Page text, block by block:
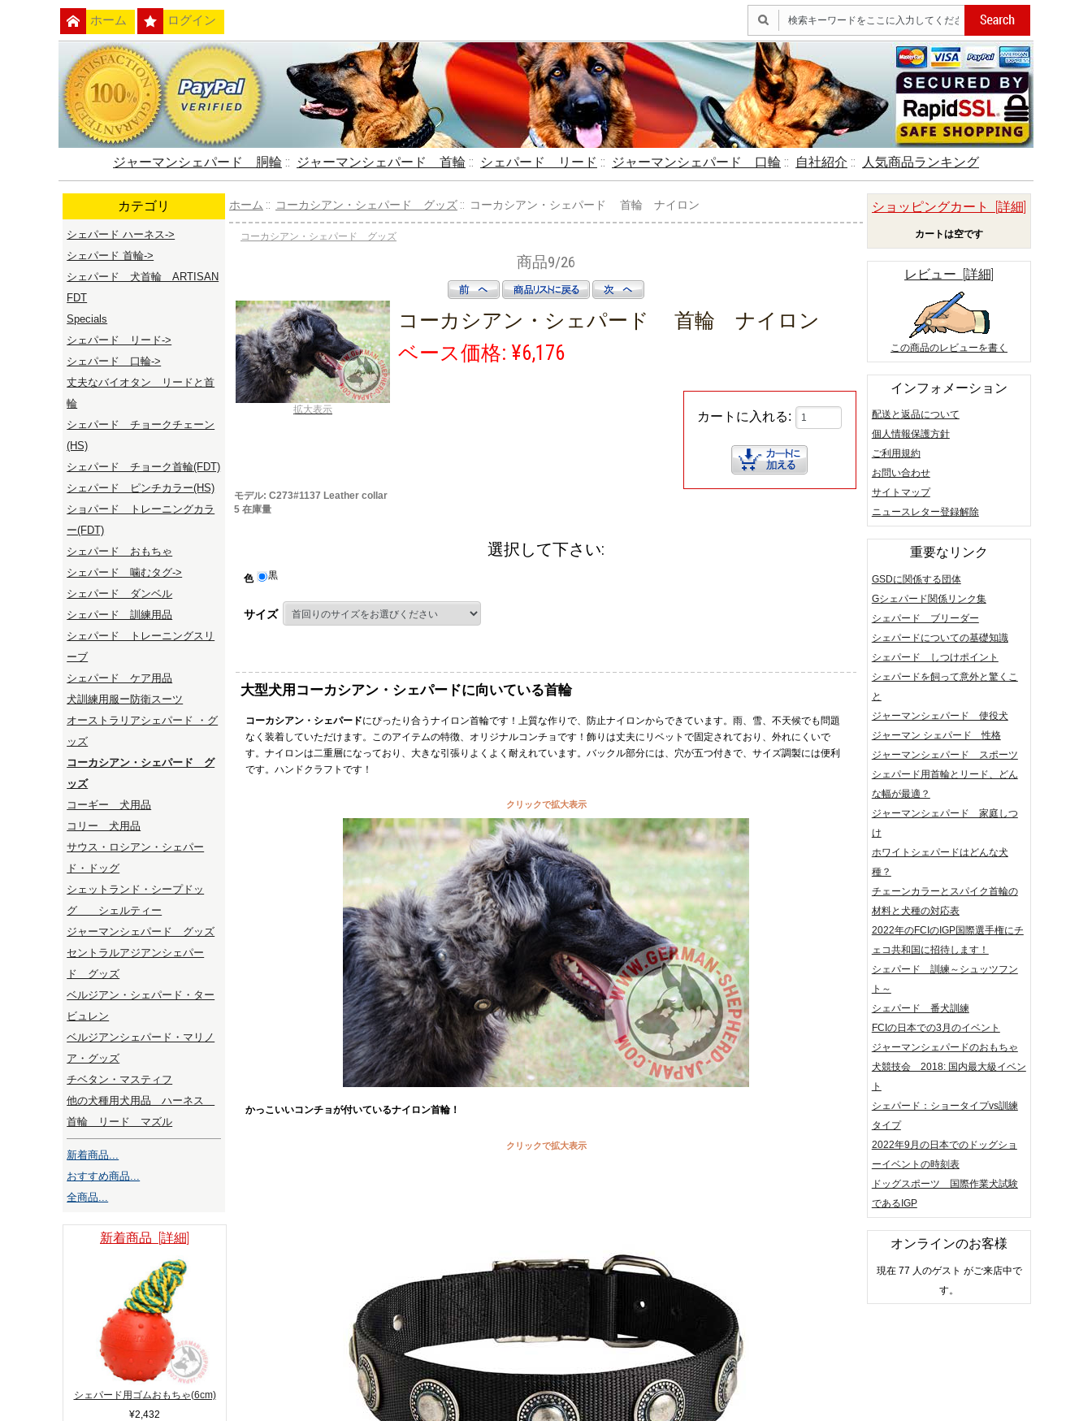
ホーム ログイン
ジャーマンシェパード 胴輪 :: ジャーマンシェパード 首輪 :: シェパード リード :: ジャーマンシェパード 口輪 :: 自社紹介 :: 人気商品ランキング
カテゴリ
シェパード ハーネス->
シェパード 首輪->
シェパード 犬首輪 ARTISAN
FDT
Specials
シェパード リード->
シェパード 口輪->
丈夫なバイオタン リードと首
輪
シェパード チョークチェーン
(HS)
シェパード チョーク首輪(FDT)
シェパード ピンチカラー(HS)
ショパード トレーニングカラ
ー(FDT)
シェパード おもちゃ
シェパード 噛むタグ->
シェパード ダンベル
シェパード 訓練用品
シェパード トレーニングスリ
ーブ
シェパード ケア用品
犬訓練用服ー防衛スーツ
オーストラリアシェパード ・グ
ッズ
コーカシアン・シェパード グ
ッズ
コーギー 犬用品
コリー 犬用品
サウス・ロシアン・シェパー
ド・ドッグ
シェットランド・シープドッ
グ シェルティー
ジャーマンシェパード グッズ
セントラルアジアンシェパー
ド グッズ
ベルジアン・シェパード・ター
ビュレン
ベルジアンシェパード・マリノ
ア・グッズ
チベタン・マスティフ
他の犬種用犬用品 ハーネス
首輪 リード マズル
新着商品...
おすすめ商品...
全商品...
新着商品 [詳細]
シェパード用ゴムおもちゃ(6cm)
¥2,432
ホーム :: コーカシアン・シェパード グッズ :: コーカシアン・シェパード 首輪 ナイロン
コーカシアン・シェパード グッズ
商品9/26
拡大表示
コーカシアン・シェパード 首輪 ナイロン
ベース価格: ¥6,176
カートに入れる:
モデル: C273#1137 Leather collar
5 在庫量
選択して下さい:
色 黒
サイズ
大型犬用コーカシアン・シェパードに向いている首輪
コーカシアン・シェパードにぴったり合うナイロン首輪です！上質な作りで、防止ナイロンからできています。雨、雪、不天候でも問題
なく装着していただけます。このアイテムの特徴、オリジナルコンチョです！飾りは丈夫にリベットで固定されており、外れにくいで
す。ナイロンは二重層になっており、大きな引張りよくよく耐えれています。バックル部分には、穴が五つ付きで、サイズ調製には便利
です。ハンドクラフトです！
クリックで拡大表示
かっこいいコンチョが付いているナイロン首輪！
クリックで拡大表示
ショッピングカート [詳細]
カートは空です
レビュー [詳細]
この商品のレビューを書く
インフォメーション
配送と返品について
個人情報保護方針
ご利用規約
お問い合わせ
サイトマップ
ニュースレター登録解除
重要なリンク
GSDに関係する団体
Gシェパード関係リンク集
シェパード ブリーダー
シェパードについての基礎知識
シェパード しつけポイント
シェパードを飼って意外と驚くこ
と
ジャーマンシェパード 使役犬
ジャーマン シェパード 性格
ジャーマンシェパード スポーツ
シェパード用首輪とリード、どん
な幅が最適？
ジャーマンシェパード 家庭しつ
け
ホワイトシェパードはどんな犬
種？
チェーンカラーとスパイク首輪の
材料と犬種の対応表
2022年のFCIのIGP国際選手権にチ
ェコ共和国に招待します！
シェパード 訓練～シュッツフン
ト～
シェパード 番犬訓練
FCIの日本での3月のイベント
ジャーマンシェパードのおもちゃ
犬競技会 2018: 国内最大級イベン
ト
シェパード：ショータイプvs訓練
タイプ
2022年9月の日本でのドッグショ
ーイベントの時刻表
ドッグスポーツ 国際作業犬試験
であるIGP
オンラインのお客様
現在 77 人のゲスト がご来店中で
す。